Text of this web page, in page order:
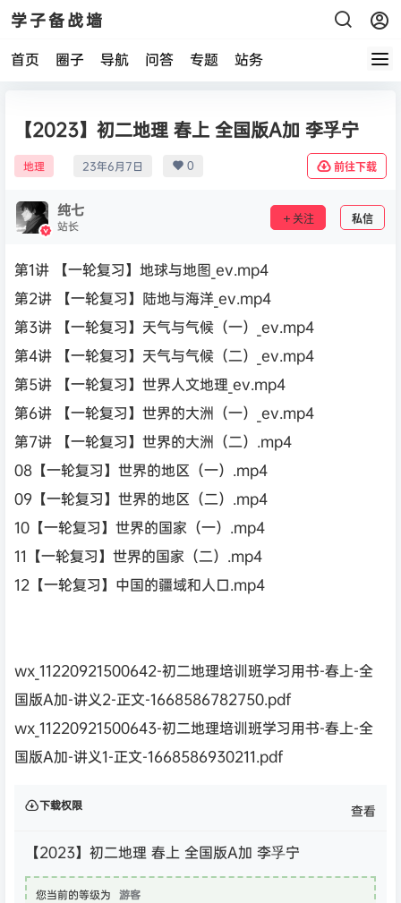
学子备战墙
首页 圈子 导航 问答 专题 站务
【2023】初二地理 春上 全国版A加 李孚宁
地理 23年6月7日 0 前往下载
纯七
站长 关注 私信
第1讲 【一轮复习】地球与地图_ev.mp4
第2讲 【一轮复习】陆地与海洋_ev.mp4
第3讲 【一轮复习】天气与气候（一）_ev.mp4
第4讲 【一轮复习】天气与气候（二）_ev.mp4
第5讲 【一轮复习】世界人文地理_ev.mp4
第6讲 【一轮复习】世界的大洲（一）_ev.mp4
第7讲 【一轮复习】世界的大洲（二）.mp4
08【一轮复习】世界的地区（一）.mp4
09【一轮复习】世界的地区（二）.mp4
10【一轮复习】世界的国家（一）.mp4
11【一轮复习】世界的国家（二）.mp4
12【一轮复习】中国的疆域和人口.mp4
wx_11220921500642-初二地理培训班学习用书-春上-全
国版A加-讲义2-正文-1668586782750.pdf
wx_11220921500643-初二地理培训班学习用书-春上-全
国版A加-讲义1-正文-1668586930211.pdf
下载权限 查看
【2023】初二地理 春上 全国版A加 李孚宁
您当前的等级为 游客